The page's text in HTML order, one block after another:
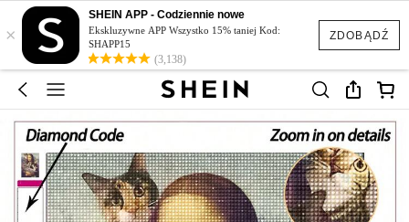
ZDOBĄDŹ
×
SHEIN APP - Codziennie nowe
Ekskluzywne APP Wszystko 15% taniej Kod:
SHAPP15
(3,138)